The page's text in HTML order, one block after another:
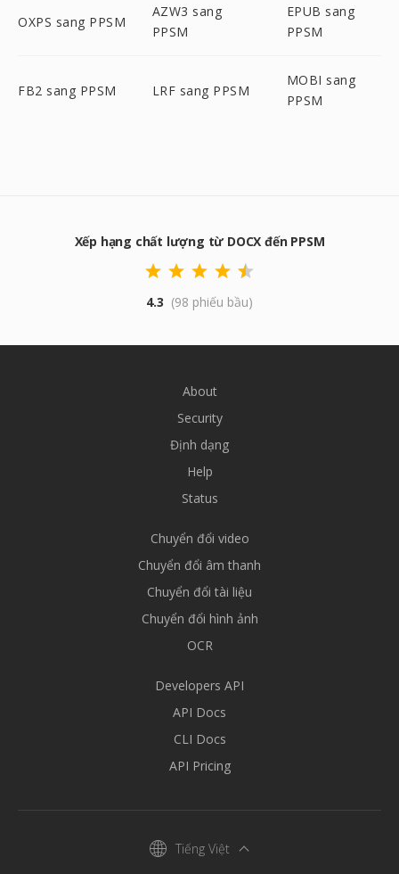
OXPS sang PPSM
AZW3 sang
PPSM
EPUB sang
PPSM
FB2 sang PPSM LRF sang PPSM
MOBI sang
PPSM
Xếp hạng chất lượng từ DOCX đến PPSM
4.3 (98 phiếu bầu)
About
Security
Định dạng
Help
Status
Chuyển đổi video
Chuyển đổi âm thanh
Chuyển đổi tài liệu
Chuyển đổi hình ảnh
OCR
Developers API
API Docs
CLI Docs
API Pricing
Tiếng Việt